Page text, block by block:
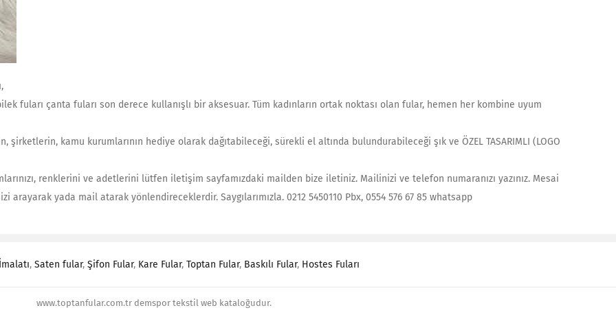
fuları çanta fuları son derece kullanışlı bir aksesuar. Tüm kadınların ortak noktası olan fular, hemen her kombine uyum
kamu kurumlarının hediye olarak dağıtabileceği, sürekli el altında bulundurabileceği şık ve ÖZEL TASARIMLI (LOGO
renklerini ve adetlerini lütfen iletişim sayfamızdaki mailden bize iletiniz. Mailinizi ve telefon numaranızı yazınız. Mesai
yada mail atarak yönlendireceklerdir. Saygılarımızla. 0212 5450110 Pbx, 0554 576 67 85 whatsapp
, Saten fular, Şifon Fular, Kare Fular, Toptan Fular, Baskılı Fular, Hostes Fuları
www.toptanfular.com.tr demspor tekstil web kataloğudur.